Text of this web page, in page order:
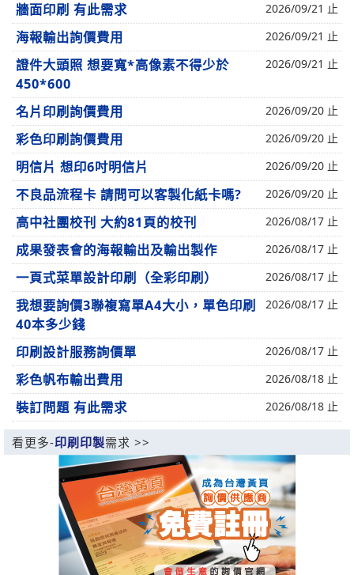
牆面印刷 有此需求 2026/09/21 止
海報輸出詢價費用 2026/09/21 止
證件大頭照 想要寬*高像素不得少於
450*600
2026/09/21 止
名片印刷詢價費用 2026/09/20 止
彩色印刷詢價費用 2026/09/20 止
明信片 想印6吋明信片 2026/09/20 止
不良品流程卡 請問可以客製化紙卡嗎? 2026/09/20 止
高中社團校刊 大約81頁的校刊 2026/08/17 止
成果發表會的海報輸出及輸出製作 2026/08/17 止
一頁式菜單設計印刷（全彩印刷） 2026/08/17 止
我想要詢價3聯複寫單A4大小，單色印刷
40本多少錢
2026/08/17 止
印刷設計服務詢價單 2026/08/17 止
彩色帆布輸出費用 2026/08/18 止
裝訂問題 有此需求 2026/08/18 止
看更多-印刷印製需求 >>